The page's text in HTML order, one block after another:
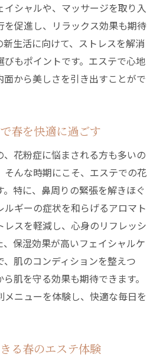
イシャルや、マッサージを取り入
を促進し、リラックス効果も期待
生活に向けて、ストレスを解消
びもポイントです。エステで心地
面から美しさを引き出すことがで
春を快適に過ごす
花粉症に悩まされる方も多いの
そんな時期にこそ、エステでの花
特に、鼻周りの緊張を解きほぐ
ルギーの症状を和らげるアロマト
レスを軽減し、心身のリフレッシ
、保湿効果が高いフェイシャルケ
、肌のコンディションを整えつ
肌を守る効果も期待できます。
メニューを体験し、快適な毎日を
る春のエステ体験